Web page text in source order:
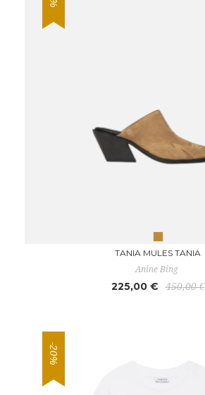
TANIA MULES TANIA
Anine Bing
225,00 € 450,00 €
-20%